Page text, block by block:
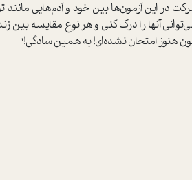
در این آزمون‌ها بین خود و آدم‌هایی مانند
آنها را درک کنی و هر نوع مقایسه بین
هنوز امتحان نشده‌ای! به همین سادگی!"